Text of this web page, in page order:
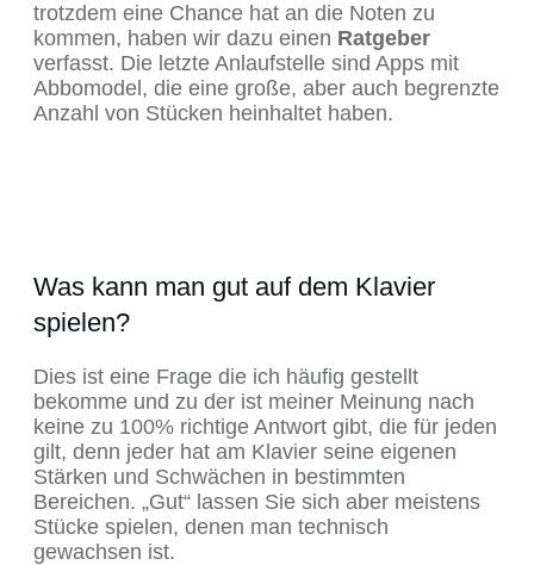
trotzdem eine Chance hat an die Noten zu
kommen, haben wir dazu einen Ratgeber
verfasst. Die letzte Anlaufstelle sind Apps mit
Abbomodel, die eine große, aber auch begrenzte
Anzahl von Stücken heinhaltet haben.
Was kann man gut auf dem Klavier
spielen?
Dies ist eine Frage die ich häufig gestellt
bekomme und zu der ist meiner Meinung nach
keine zu 100% richtige Antwort gibt, die für jeden
gilt, denn jeder hat am Klavier seine eigenen
Stärken und Schwächen in bestimmten
Bereichen. „Gut“ lassen Sie sich aber meistens
Stücke spielen, denen man technisch
gewachsen ist.